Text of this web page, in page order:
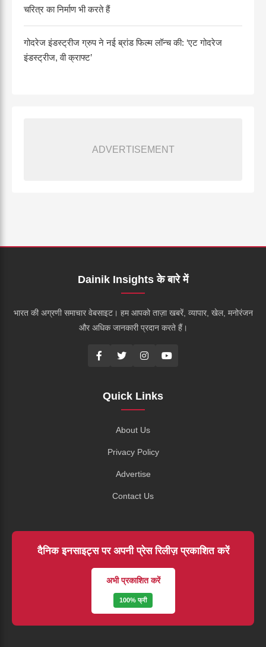
चरित्र का निर्माण भी करते हैं
गोदरेज इंडस्ट्रीज ग्रुप ने नई ब्रांड फिल्म लॉन्च की: ‘एट गोदरेज
इंडस्ट्रीज, वी क्राफ्ट’
ADVERTISEMENT
Dainik Insights के बारे में
भारत की अग्रणी समाचार वेबसाइट। हम आपको ताज़ा खबरें, व्यापार, खेल, मनोरंजन
और अधिक जानकारी प्रदान करते हैं।
Quick Links
About Us
Privacy Policy
Advertise
Contact Us
दैनिक इनसाइट्स पर अपनी प्रेस रिलीज़ प्रकाशित करें
अभी प्रकाशित करें
100% फ्री